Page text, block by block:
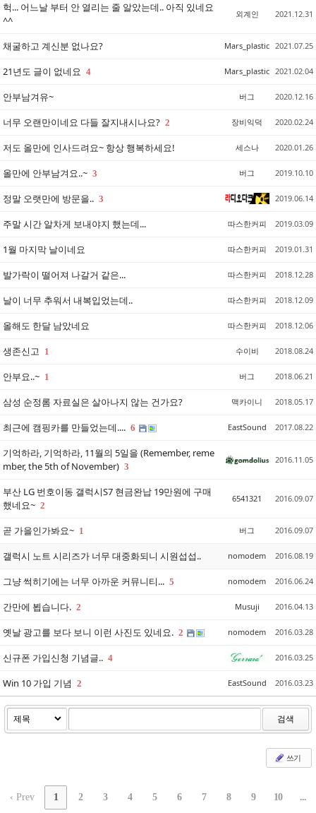
헉... 어느날 부터 안 열리는 줄 알았는데.. 아직 있네요
^^
외계인 2021.12.31
채굴하고 계신분 없나요? Mars_plastic 2021.07.25
21년도 글이 없네요 4 Mars_plastic 2021.02.04
안부남겨유~ 버그 2020.12.16
너무 오랜만이네요 다들 잘지내시나요? 2 장비익덕 2020.02.24
저도 올만에 인사드려요~ 항상 행복하세요! 세스나 2020.01.26
올만에 안부남겨요..~ 3 버그 2019.10.10
정말 오랫만에 방문을.. 3 2019.06.14
주말 시간 알차게 보내야지 했는데... 따스한커피 2019.03.09
1월 마지막 날이네요 따스한커피 2019.01.31
발가락이 떨어져 나갈거 같은... 따스한커피 2018.12.28
날이 너무 추워서 내복입었는데.. 따스한커피 2018.12.09
올해도 한달 남았네요 따스한커피 2018.12.06
생존신고 1 수이비 2018.08.24
안부요..~ 1 버그 2018.06.21
삼성 순정롬 자료실은 살아나지 않는 건가요? 맥카이니 2018.05.17
최근에 캠핑카를 만들었는데.... 6 EastSound 2017.08.22
기억하라, 기억하라, 11월의 5일을 (Remember, reme
mber, the 5th of November) 3
2016.11.05
부산 LG 번호이동 갤럭시S7 현금완납 19만원에 구매
했네요~ 2
6541321 2016.09.07
곧 가을인가봐요~ 1 버그 2016.09.07
갤럭시 노트 시리즈가 너무 대중화되니 시원섭섭.. nomodem 2016.08.19
그냥 썩히기에는 너무 아까운 커뮤니티... 5 nomodem 2016.06.24
간만에 뵙습니다. 2 Musuji 2016.04.13
옛날 광고를 보다 보니 이런 사진도 있네요. 2 nomodem 2016.03.28
신규폰 가입신청 기념글.. 4 2016.03.25
Win 10 가입 기념 2 EastSound 2016.03.23
검색
쓰기
‹ Prev 1 2 3 4 5 6 7 8 9 10 ...